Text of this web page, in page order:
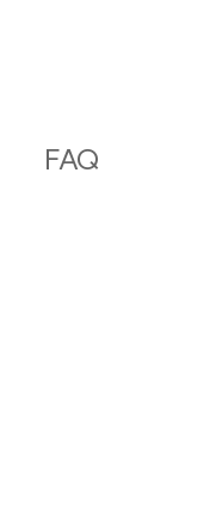
FAQ